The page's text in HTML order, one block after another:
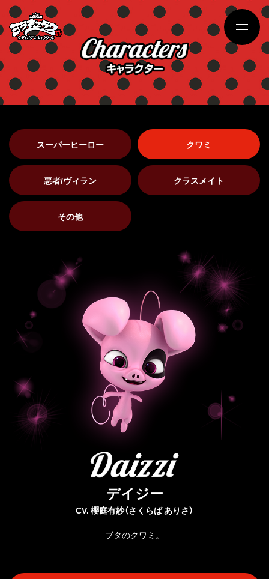
スーパーヒーロー クワミ
悪者/ヴィラン クラスメイト
その他
デイジー
CV. 櫻庭有紗（さくらば ありさ）
ブタのクワミ。